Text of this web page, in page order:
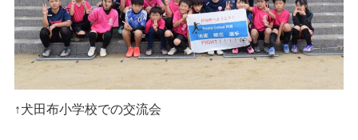
↑犬田布小学校での交流会